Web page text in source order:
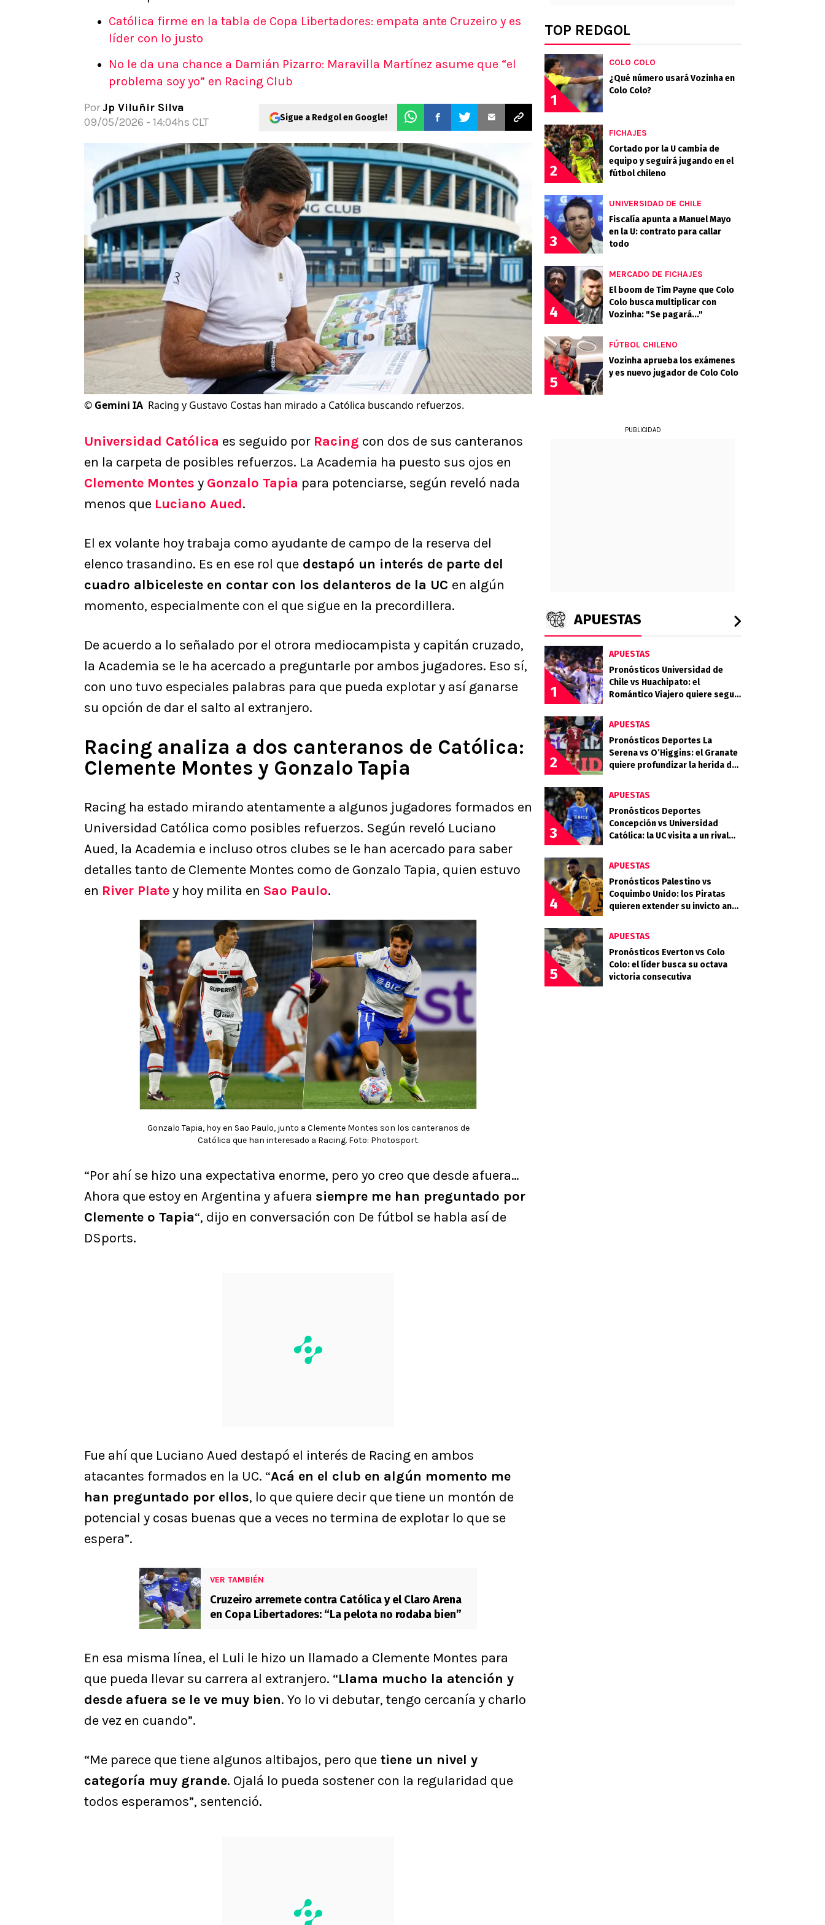
Católica firme en la tabla de Copa Libertadores: empata ante Cruzeiro y es
líder con lo justo
No le da una chance a Damián Pizarro: Maravilla Martínez asume que “el
problema soy yo” en Racing Club
Por Jp Viluñir Silva
09/05/2026 - 14:04hs CLT
Sigue a Redgol en Google!
© Gemini IA Racing y Gustavo Costas han mirado a Católica buscando refuerzos.
Universidad Católica es seguido por Racing con dos de sus canteranos
en la carpeta de posibles refuerzos. La Academia ha puesto sus ojos en
Clemente Montes y Gonzalo Tapia para potenciarse, según reveló nada
menos que Luciano Aued.
El ex volante hoy trabaja como ayudante de campo de la reserva del
elenco trasandino. Es en ese rol que destapó un interés de parte del
cuadro albiceleste en contar con los delanteros de la UC en algún
momento, especialmente con el que sigue en la precordillera.
De acuerdo a lo señalado por el otrora mediocampista y capitán cruzado,
la Academia se le ha acercado a preguntarle por ambos jugadores. Eso sí,
con uno tuvo especiales palabras para que pueda explotar y así ganarse
su opción de dar el salto al extranjero.
Racing analiza a dos canteranos de Católica:
Clemente Montes y Gonzalo Tapia
Racing ha estado mirando atentamente a algunos jugadores formados en
Universidad Católica como posibles refuerzos. Según reveló Luciano
Aued, la Academia e incluso otros clubes se le han acercado para saber
detalles tanto de Clemente Montes como de Gonzalo Tapia, quien estuvo
en River Platey hoy milita en Sao Paulo.
Gonzalo Tapia, hoy en Sao Paulo, junto a Clemente Montes son los canteranos de
Católica que han interesado a Racing. Foto: Photosport.
“Por ahí se hizo una expectativa enorme, pero yo creo que desde afuera…
Ahora que estoy en Argentina y afuera siempre me han preguntado por
Clemente o Tapia“, dijo en conversación con De fútbol se habla así de
DSports.
Fue ahí que Luciano Aued destapó el interés de Racing en ambos
atacantes formados en la UC. “Acá en el club en algún momento me
han preguntado por ellos, lo que quiere decir que tiene un montón de
potencial y cosas buenas que a veces no termina de explotar lo que se
espera”.
VER TAMBIÉN
Cruzeiro arremete contra Católica y el Claro Arena
en Copa Libertadores: “La pelota no rodaba bien”
En esa misma línea, el Luli le hizo un llamado a Clemente Montes para
que pueda llevar su carrera al extranjero. “Llama mucho la atención y
desde afuera se le ve muy bien. Yo lo vi debutar, tengo cercanía y charlo
de vez en cuando”.
“Me parece que tiene algunos altibajos, pero que tiene un nivel y
categoría muy grande. Ojalá lo pueda sostener con la regularidad que
todos esperamos”, sentenció.
TOP REDGOL
1
COLO COLO
¿Qué número usará Vozinha en
Colo Colo?
2
FICHAJES
Cortado por la U cambia de
equipo y seguirá jugando en el
fútbol chileno
3
UNIVERSIDAD DE CHILE
Fiscalía apunta a Manuel Mayo
en la U: contrato para callar
todo
4
MERCADO DE FICHAJES
El boom de Tim Payne que Colo
Colo busca multiplicar con
Vozinha: "Se pagará..."
5
FÚTBOL CHILENO
Vozinha aprueba los exámenes
y es nuevo jugador de Colo Colo
PUBLICIDAD
APUESTAS
1
APUESTAS
Pronósticos Universidad de
Chile vs Huachipato: el
Romántico Viajero quiere seguir
2
APUESTAS
Pronósticos Deportes La
Serena vs O’Higgins: el Granate
quiere profundizar la herida del
3
APUESTAS
Pronósticos Deportes
Concepción vs Universidad
Católica: la UC visita a un rival
4
APUESTAS
Pronósticos Palestino vs
Coquimbo Unido: los Piratas
quieren extender su invicto ante
5
APUESTAS
Pronósticos Everton vs Colo
Colo: el líder busca su octava
victoria consecutiva